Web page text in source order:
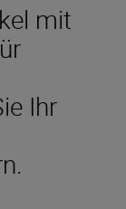
mit
Ihr